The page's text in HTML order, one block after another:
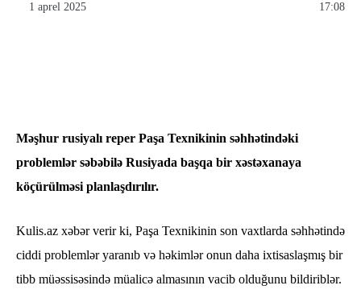
1 aprel 2025 17:08
Məşhur rusiyalı reper Paşa Texnikinin səhhətindəki
problemlər səbəbilə Rusiyada başqa bir xəstəxanaya
köçürülməsi planlaşdırılır.
Kulis.az xəbər verir ki, Paşa Texnikinin son vaxtlarda səhhətində
ciddi problemlər yaranıb və həkimlər onun daha ixtisaslaşmış bir
tibb müəssisəsində müalicə almasının vacib olduğunu bildiriblər.